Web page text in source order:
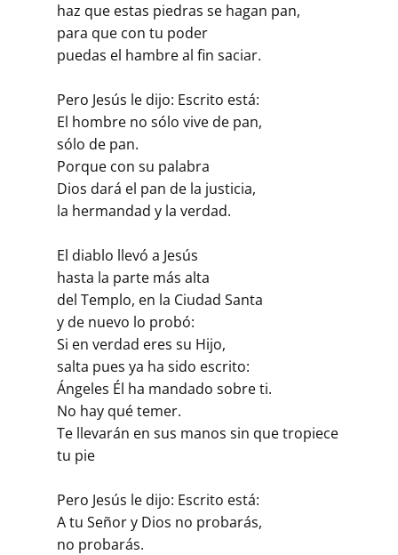
haz que estas piedras se hagan pan,
para que con tu poder
puedas el hambre al fin saciar.
Pero Jesús le dijo: Escrito está:
El hombre no sólo vive de pan,
sólo de pan.
Porque con su palabra
Dios dará el pan de la justicia,
la hermandad y la verdad.
El diablo llevó a Jesús
hasta la parte más alta
del Templo, en la Ciudad Santa
y de nuevo lo probó:
Si en verdad eres su Hijo,
salta pues ya ha sido escrito:
Ángeles Él ha mandado sobre ti.
No hay qué temer.
Te llevarán en sus manos sin que tropiece
tu pie
Pero Jesús le dijo: Escrito está:
A tu Señor y Dios no probarás,
no probarás.